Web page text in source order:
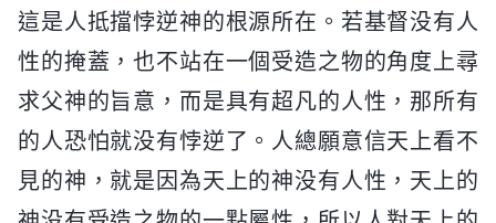
這是人抵擋悖逆神的根源所在。若基督没有人
性的掩蓋，也不站在一個受造之物的角度上尋
求父神的旨意，而是具有超凡的人性，那所有
的人恐怕就没有悖逆了。人總願意信天上看不
見的神，就是因為天上的神没有人性，天上的